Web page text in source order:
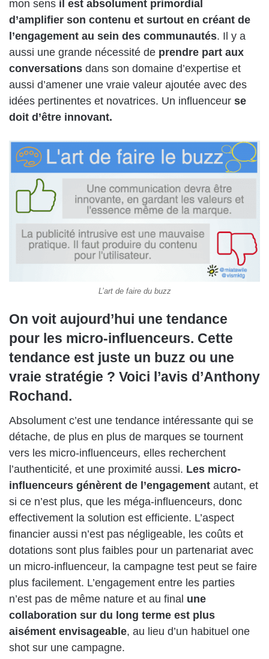
mon sens il est absolument primordial
d’amplifier son contenu et surtout en créant de
l’engagement au sein des communautés. Il y a
aussi une grande nécessité de prendre part aux
conversations dans son domaine d’expertise et
aussi d’amener une vraie valeur ajoutée avec des
idées pertinentes et novatrices. Un influenceur se
doit d’être innovant.
L’art de faire du buzz
On voit aujourd’hui une tendance
pour les micro-influenceurs. Cette
tendance est juste un buzz ou une
vraie stratégie ? Voici l’avis d’Anthony
Rochand.
Absolument c’est une tendance intéressante qui se
détache, de plus en plus de marques se tournent
vers les micro-influenceurs, elles recherchent
l’authenticité, et une proximité aussi. Les micro-
influenceurs génèrent de l’engagement autant, et
si ce n’est plus, que les méga-influenceurs, donc
effectivement la solution est efficiente. L’aspect
financier aussi n’est pas négligeable, les coûts et
dotations sont plus faibles pour un partenariat avec
un micro-influenceur, la campagne test peut se faire
plus facilement. L’engagement entre les parties
n’est pas de même nature et au final une
collaboration sur du long terme est plus
aisément envisageable, au lieu d’un habituel one
shot sur une campagne.